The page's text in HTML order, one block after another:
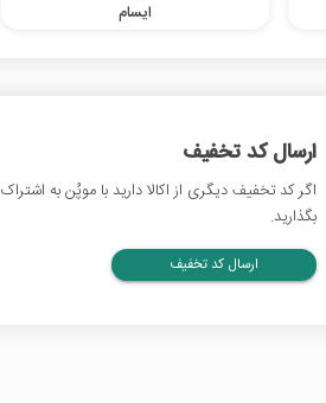
ایسام
ارسال کد تخفیف
اگر کد تخفیف دیگری از اکالا دارید با موپُن به اشتراک
بگذارید.
ارسال کد تخفیف